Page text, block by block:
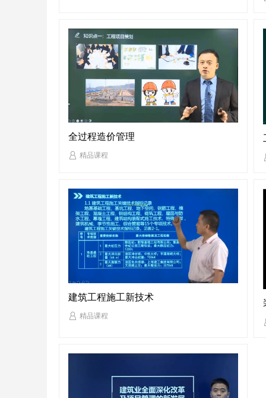
全过程造价管理
精品课程
建筑工程施工新技术
精品课程